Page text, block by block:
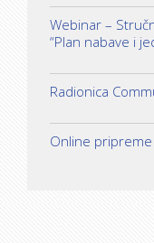
Webinar –
“Plan nabave i
Radionica
Online